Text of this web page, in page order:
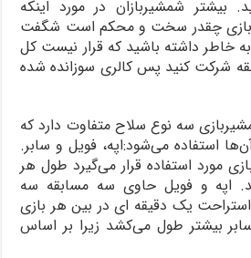
شمشیربازان در مورد اینکه
بازی چقدر سخت و محکم است شگفت
به خاطر داشته باشید که قرار نیست کل
شرکت کنید پس کالری سوزانده شده
سه نوع سلاح متفاوت دارد که
استفاده می‌شود:اپه، فویل و سابر.
مورد استفاده قرار می‌گیرد طول هر
اپه و فویل حاوی سه مسابقه سه
یک دقیقه ای در بین هر بازی
بیشتر طول می‌کشد زیرا بر اساس